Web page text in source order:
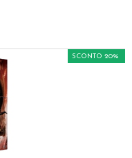
SCONTO 20%